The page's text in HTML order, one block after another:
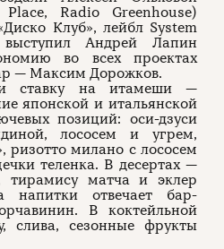
Place, Radio Greenhouse)
Клуб», лейбл System
Андрей Лапин
во всех проектах
— Максим Дорожков.
ставку на итамеши —
японской и итальянской
позиций: оси-дзуси
лососем и угрем,
ризотто милано с лососем
теленка. В десертах —
тирамису матча и эклер
отвечает бар-
В коктейльной
слива, сезонные фрукты